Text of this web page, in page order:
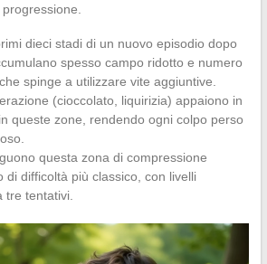
dieci stadi di un nuovo episodio dopo
spesso campo ridotto e numero
spinge a utilizzare vite aggiuntive.
(cioccolato, liquirizia) appaiono in
queste zone, rendendo ogni colpo perso
questa zona di compressione
di difficoltà più classico, con livelli
tre tentativi.